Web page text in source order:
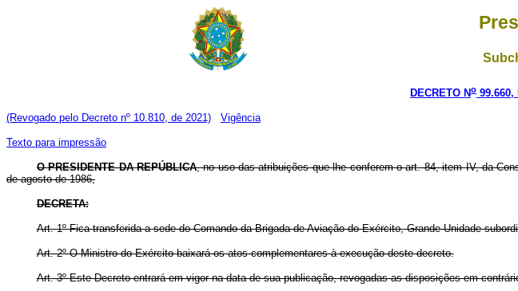
DECRETO No 99.660,
(Revogado pelo Decreto nº 10.810, de 2021) Vigência
Texto para impressão
O PRESIDENTE DA REPÚBLICA, no uso das atribuições que lhe conferem o art. 84, item IV, da
de agosto de 1986,
DECRETA:
Art. 1º Fica transferida a sede do Comando da Brigada de Aviação do Exército, Grande Unidade
Art. 2º O Ministro do Exército baixará os atos complementares à execução deste decreto.
Art. 3º Este Decreto entrará em vigor na data de sua publicação, revogadas as disposições em